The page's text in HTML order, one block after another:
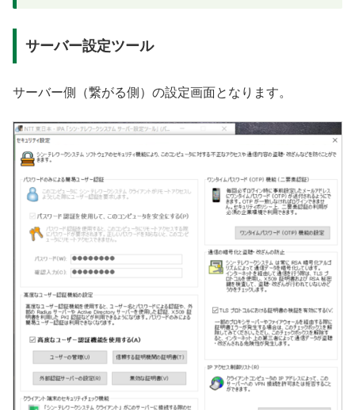
サーバー設定ツール
サーバー側（繋がる側）の設定画面となります。